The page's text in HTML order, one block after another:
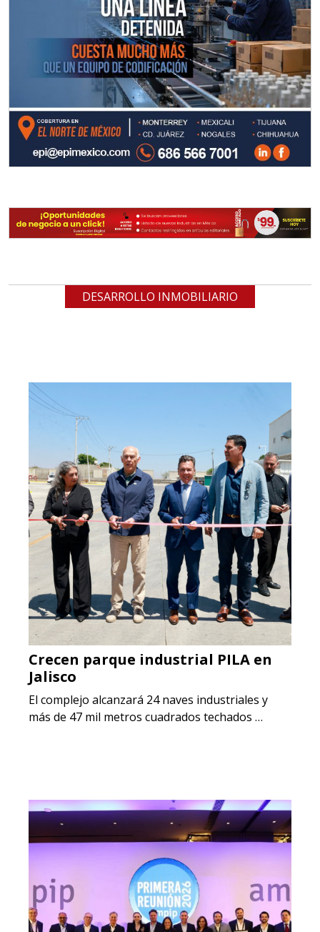
DESARROLLO INMOBILIARIO
Crecen parque industrial PILA en
Jalisco
El complejo alcanzará 24 naves industriales y
más de 47 mil metros cuadrados techados …